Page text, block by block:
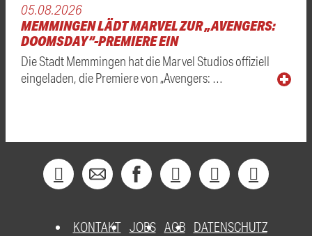
05.08.2026
MEMMINGEN LÄDT MARVEL ZUR „AVENGERS:
DOOMSDAY“-PREMIERE EIN
Die Stadt Memmingen hat die Marvel Studios offiziell
eingeladen, die Premiere von „Avengers: …
KONTAKT JOBS AGB DATENSCHUTZ